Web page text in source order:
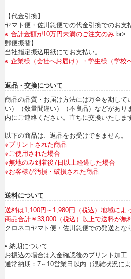
【代金引換】
ヤマト便・佐川急便での代金引換でのお支
※ 合計金額が10万円未満のご注文のみ br>
郵便振替】
当社指定振込用紙にてお支払い。
※ 企業様（会社へお届け）・学生様（学校
返品・交換について
商品の品質・お届け方法には万全を期して
い）（数量間違い）（不良品）などがあり
内にご連絡ください。直ちに交換いたしま
以下の商品は、返品をお受けできません。
※プリントされた商品
※ご使用された場合
※無地のみ到着後7日以上経過した場合
※お客様が汚損・破損された商品
送料について
送料は1,100円～1,980円（税込）地域によ
商品合計￥33,000（税込）以上で送料が無
クロネコヤマト便・佐川急便での発送とな
• 納期について
お振込の場合は入金確認後のプリント加工
通常納期：7～10営業日以内（混雑状況に